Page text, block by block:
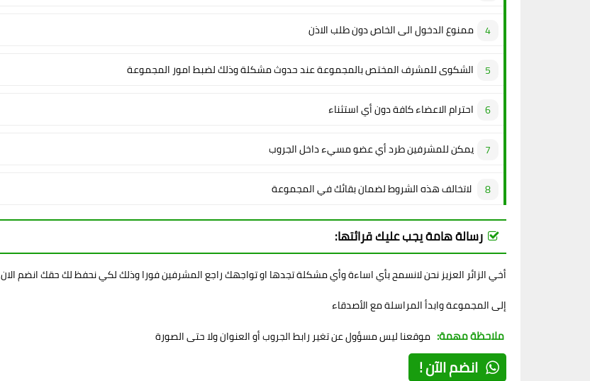
ممنوع الدخول الى الخاص دون طلب الاذن
الشكوى للمشرف المختص بالمجموعة عند حدوث مشكلة وذلك لضبط امور المجموعة
احترام الاعضاء كافة دون أي استثناء
يمكن للمشرفين طرد أي عضو مسيء داخل الجروب
لاتخالف هذه الشروط لضمان بقائك في المجموعة
رسالة هامة يجب عليك قرائتها:
أخي الزائر العزيز نحن لانسمح بأي اساءة وأي مشكلة تجدها او تواجهك راجع المشرفين فورا وذلك لكي نحفظ لك حقك انضم الان
إلى المجموعة وابدأ المراسلة مع الأصدقاء
ملاحظة مهمة: موقعنا ليس مسؤول عن تغير رابط الجروب أو العنوان ولا حتى الصورة
انضم الآن !